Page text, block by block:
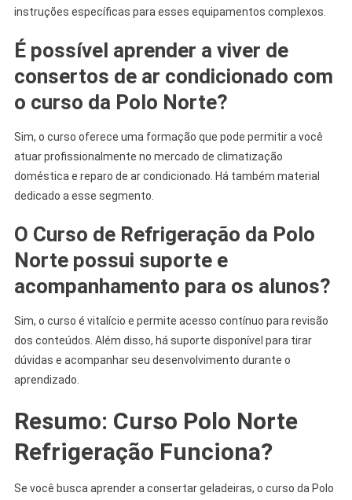
instruções específicas para esses equipamentos complexos.
É possível aprender a viver de
consertos de ar condicionado com
o curso da Polo Norte?
Sim, o curso oferece uma formação que pode permitir a você
atuar profissionalmente no mercado de climatização
doméstica e reparo de ar condicionado. Há também material
dedicado a esse segmento.
O Curso de Refrigeração da Polo
Norte possui suporte e
acompanhamento para os alunos?
Sim, o curso é vitalício e permite acesso contínuo para revisão
dos conteúdos. Além disso, há suporte disponível para tirar
dúvidas e acompanhar seu desenvolvimento durante o
aprendizado.
Resumo: Curso Polo Norte
Refrigeração Funciona?
Se você busca aprender a consertar geladeiras, o curso da Polo